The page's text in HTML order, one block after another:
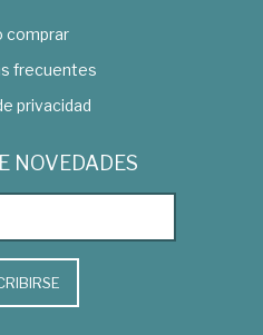
comprar
frecuentes
privacidad
NOVEDADES